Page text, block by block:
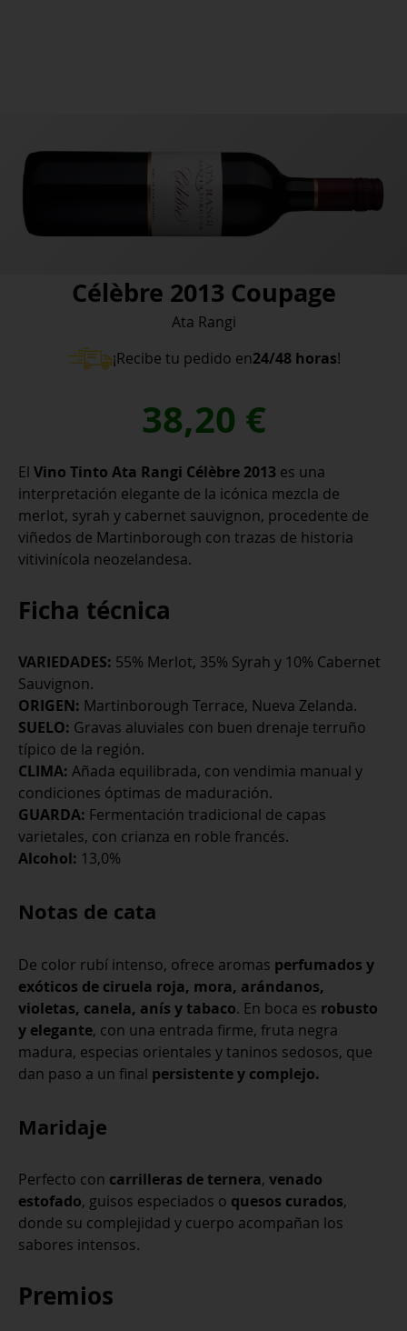
Célèbre 2013 Coupage
Ata Rangi
¡Recibe tu pedido en24/48 horas!
38,20 €
El Vino Tinto Ata Rangi Célèbre 2013 es una
interpretación elegante de la icónica mezcla de
merlot, syrah y cabernet sauvignon, procedente de
viñedos de Martinborough con trazas de historia
vitivinícola neozelandesa.
Ficha técnica
VARIEDADES: 55% Merlot, 35% Syrah y 10% Cabernet
Sauvignon.
ORIGEN: Martinborough Terrace, Nueva Zelanda.
SUELO: Gravas aluviales con buen drenaje terruño
típico de la región.
CLIMA: Añada equilibrada, con vendimia manual y
condiciones óptimas de maduración.
GUARDA: Fermentación tradicional de capas
varietales, con crianza en roble francés.
Alcohol: 13,0%
Notas de cata
De color rubí intenso, ofrece aromas perfumados y
exóticos de ciruela roja, mora, arándanos,
violetas, canela, anís y tabaco. En boca es robusto
y elegante, con una entrada firme, fruta negra
madura, especias orientales y taninos sedosos, que
dan paso a un final persistente y complejo.
Maridaje
Perfecto con carrilleras de ternera, venado
estofado, guisos especiados o quesos curados,
donde su complejidad y cuerpo acompañan los
sabores intensos.
Premios